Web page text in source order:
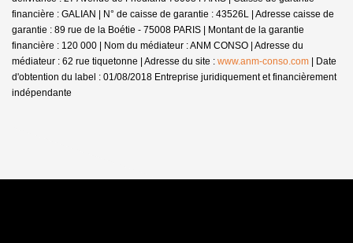
financière : GALIAN | N° de caisse de garantie : 43526L | Adresse caisse de
garantie : 89 rue de la Boétie - 75008 PARIS | Montant de la garantie
financière : 120 000 | Nom du médiateur : ANM CONSO | Adresse du
médiateur : 62 rue tiquetonne | Adresse du site : www.anm-conso.com | Date
d'obtention du label : 01/08/2018 Entreprise juridiquement et financièrement
indépendante